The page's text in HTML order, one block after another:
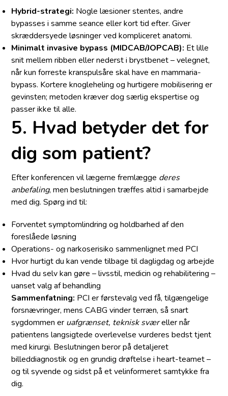
Hybrid-strategi: Nogle læsioner stentes, andre
bypasses i samme seance eller kort tid efter. Giver
skræddersyede løsninger ved kompliceret anatomi.
Minimalt invasive bypass (MIDCAB/JOPCAB): Et lille
snit mellem ribben eller nederst i brystbenet – velegnet,
når kun forreste kranspulsåre skal have en mammaria-
bypass. Kortere knogleheling og hurtigere mobilisering er
gevinsten; metoden kræver dog særlig ekspertise og
passer ikke til alle.
5. Hvad betyder det for
dig som patient?
Efter konferencen vil lægerne fremlægge deres
anbefaling, men beslutningen træffes altid i samarbejde
med dig. Spørg ind til:
Forventet symptomlindring og holdbarhed af den
foreslåede løsning
Operations- og narkoserisiko sammenlignet med PCI
Hvor hurtigt du kan vende tilbage til dagligdag og arbejde
Hvad du selv kan gøre – livsstil, medicin og rehabilitering –
uanset valg af behandling
Sammenfatning: PCI er førstevalg ved få, tilgængelige
forsnævringer, mens CABG vinder terræn, så snart
sygdommen er uafgrænset, teknisk sværeller når
patientens langsigtede overlevelse vurderes bedst tjent
med kirurgi. Beslutningen beror på detaljeret
billeddiagnostik og en grundig drøftelse i heart-teamet –
og til syvende og sidst på et velinformeret samtykke fra
dig.